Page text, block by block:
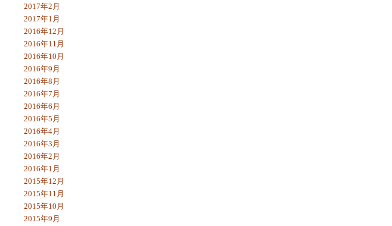
2017年2月
2017年1月
2016年12月
2016年11月
2016年10月
2016年9月
2016年8月
2016年7月
2016年6月
2016年5月
2016年4月
2016年3月
2016年2月
2016年1月
2015年12月
2015年11月
2015年10月
2015年9月